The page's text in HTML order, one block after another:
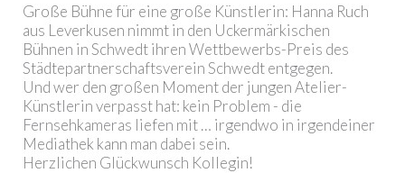
Große Bühne für eine große Künstlerin: Hanna Ruch
aus Leverkusen nimmt in den Uckermärkischen
Bühnen in Schwedt ihren Wettbewerbs-Preis des
Städtepartnerschaftsverein Schwedt entgegen.
Und wer den großen Moment der jungen Atelier-
Künstlerin verpasst hat: kein Problem - die
Fernsehkameras liefen mit … irgendwo in irgendeiner
Mediathek kann man dabei sein.
Herzlichen Glückwunsch Kollegin!